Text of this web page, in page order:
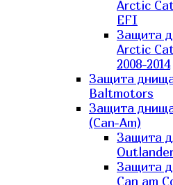
Arctic
EFI
Защита
Arctic
2008-2014
Защита
Baltmotors
Защита
(Can-Am)
Защита
Защита
Can am